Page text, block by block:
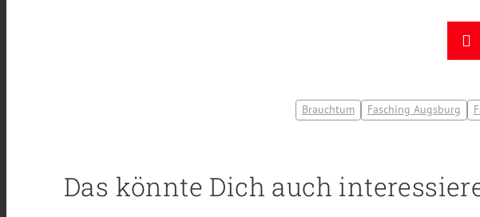
Brauchtum Fasching Augsburg
Das könnte Dich auch